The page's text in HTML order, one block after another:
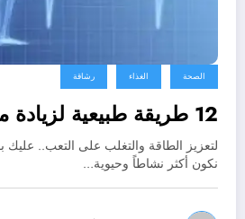
الصحة الغذاء رشاقة
12 طريقة طبيعية لزيادة مستويات طاقتك
نكون أكثر نشاطاً وحيوية…